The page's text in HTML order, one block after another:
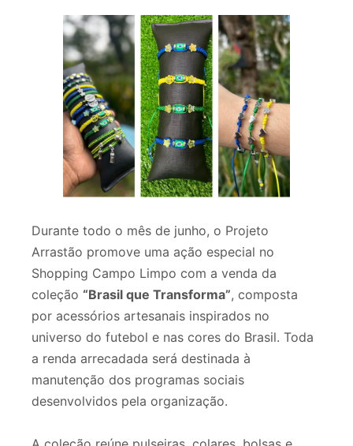
Durante todo o mês de junho, o Projeto
Arrastão promove uma ação especial no
Shopping Campo Limpo com a venda da
coleção “Brasil que Transforma”, composta
por acessórios artesanais inspirados no
universo do futebol e nas cores do Brasil. Toda
a renda arrecadada será destinada à
manutenção dos programas sociais
desenvolvidos pela organização.